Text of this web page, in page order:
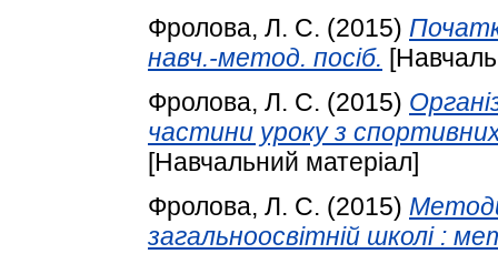
Фролова, Л. С. (2015)
навч.-метод. посіб.
Фролова, Л. С. (2015)
частини уроку з
[Навчальний матеріал]
Фролова, Л. С. (2015)
загальноосвітній школі :